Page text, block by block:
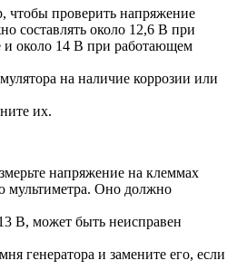
чтобы проверить напряжение
составлять около 12,6 В при
и около 14 В при работающем
на наличие коррозии или
их.
напряжение на клеммах
мультиметра. Оно должно
В, может быть неисправен
генератора и замените его, если